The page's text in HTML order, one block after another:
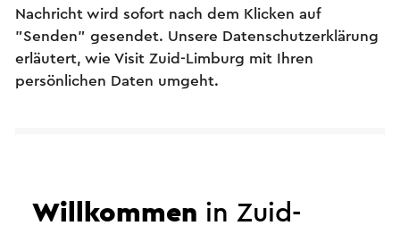
Nachricht wird sofort nach dem Klicken auf
"Senden" gesendet. Unsere Datenschutzerklärung
erläutert, wie Visit Zuid-Limburg mit Ihren
persönlichen Daten umgeht.
E-Mail Adresse
Willkommen in Zuid-